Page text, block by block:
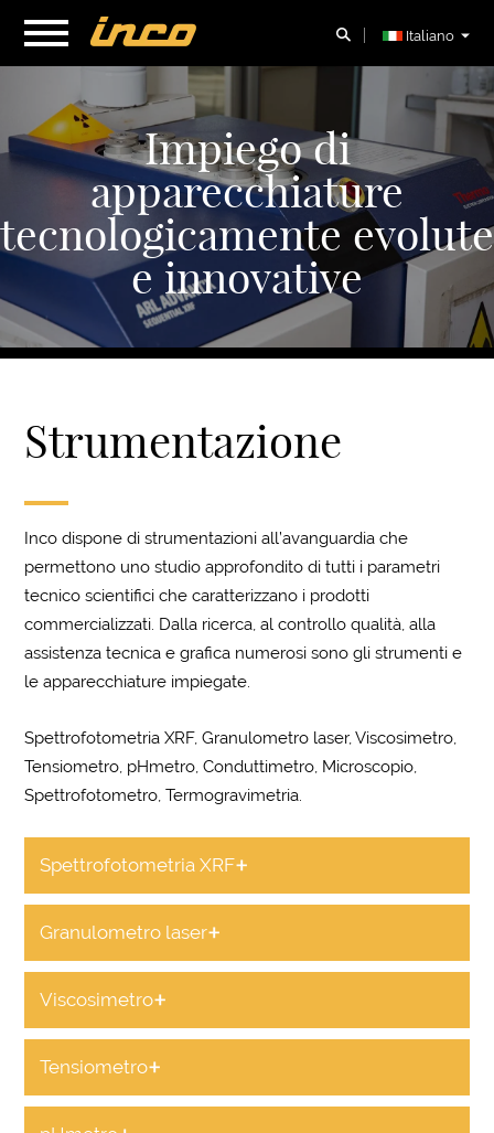
Italiano
Impiego di
apparecchiature
tecnologicamente evolute
e innovative
Strumentazione
Inco dispone di strumentazioni all’avanguardia che
permettono uno studio approfondito di tutti i parametri
tecnico scientifici che caratterizzano i prodotti
commercializzati. Dalla ricerca, al controllo qualità, alla
assistenza tecnica e grafica numerosi sono gli strumenti e
le apparecchiature impiegate.
Spettrofotometria XRF, Granulometro laser, Viscosimetro,
Tensiometro, pHmetro, Conduttimetro, Microscopio,
Spettrofotometro, Termogravimetria.
Spettrofotometria XRF+
Granulometro laser+
Viscosimetro+
Tensiometro+